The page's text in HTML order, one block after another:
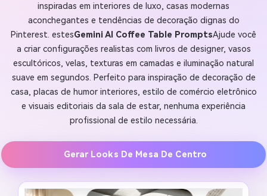
inspiradas em interiores de luxo, casas modernas
aconchegantes e tendências de decoração dignas do
Pinterest. estesGemini AI Coffee Table PromptsAjude você
a criar configurações realistas com livros de designer, vasos
escultóricos, velas, texturas em camadas e iluminação natural
suave em segundos. Perfeito para inspiração de decoração de
casa, placas de humor interiores, estilo de comércio eletrônico
e visuais editoriais da sala de estar, nenhuma experiência
profissional de estilo necessária.
Gerar Looks De Mesa De Centro